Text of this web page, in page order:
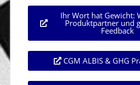
Ihr Wort hat Gewicht:
Produktpartner und
Feedback
CGM ALBIS & GHG